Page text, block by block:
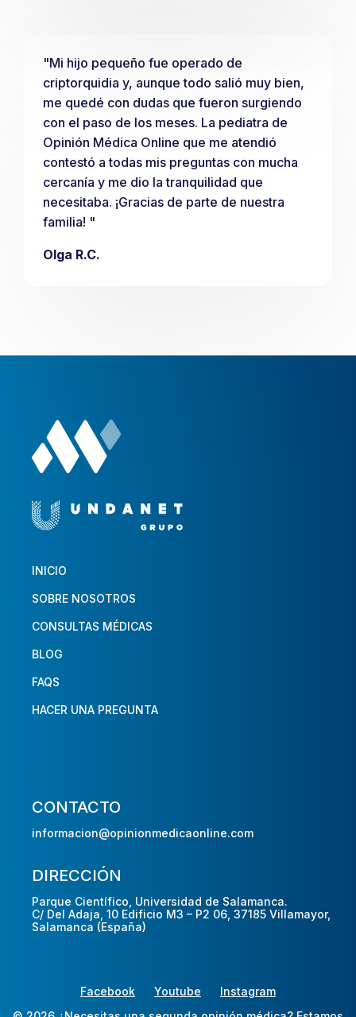
"Mi hijo pequeño fue operado de
criptorquidia y, aunque todo salió muy bien,
me quedé con dudas que fueron surgiendo
con el paso de los meses. La pediatra de
Opinión Médica Online que me atendió
contestó a todas mis preguntas con mucha
cercanía y me dio la tranquilidad que
necesitaba. ¡Gracias de parte de nuestra
familia! "
Olga R.C.
INICIO
SOBRE NOSOTROS
CONSULTAS MÉDICAS
BLOG
FAQS
HACER UNA PREGUNTA
CONTACTO
informacion@opinionmedicaonline.com
DIRECCIÓN
Parque Científico, Universidad de Salamanca.
C/ Del Adaja, 10 Edificio M3 – P2 06, 37185 Villamayor,
Salamanca (España)
Facebook Youtube
Instagram